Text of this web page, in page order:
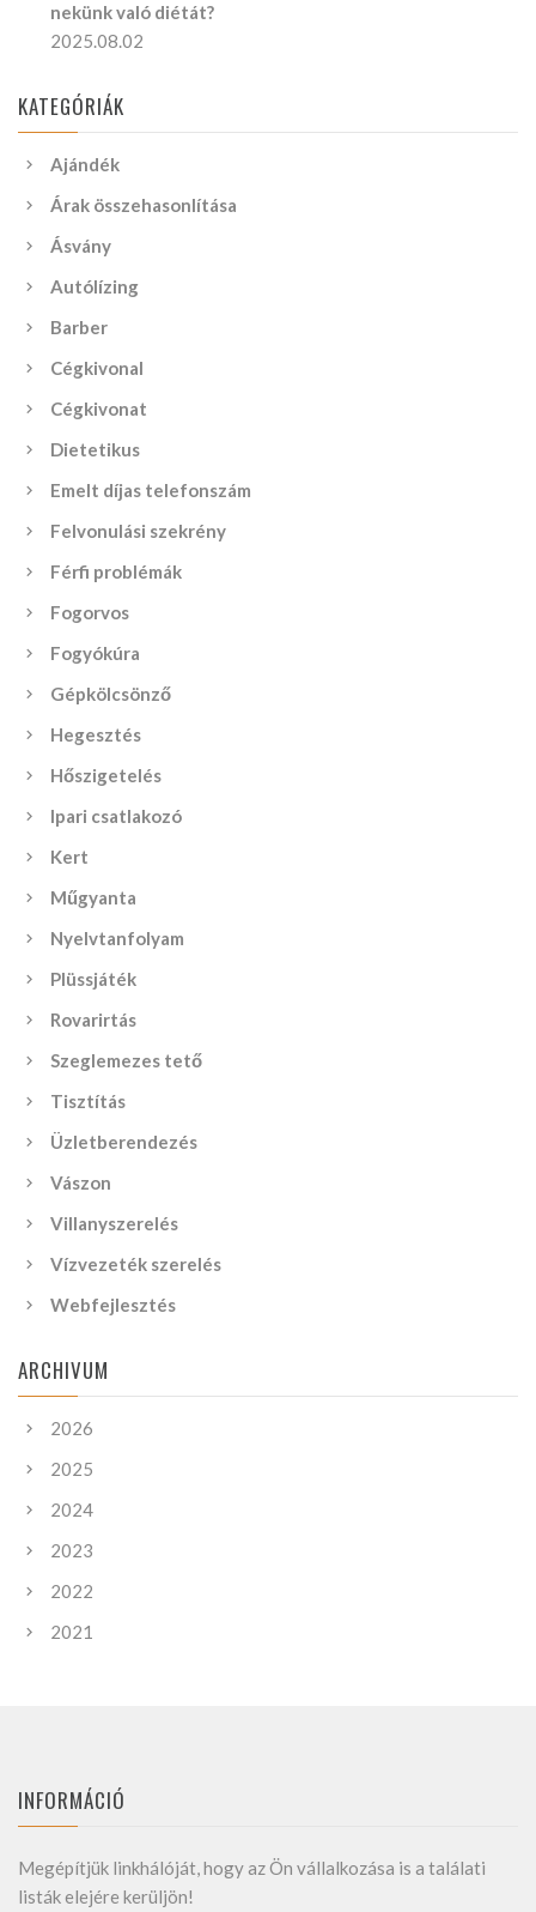
nekünk való diétát?
2025.08.02
KATEGÓRIÁK
Ajándék
Árak összehasonlítása
Ásvány
Autólízing
Barber
Cégkivonal
Cégkivonat
Dietetikus
Emelt díjas telefonszám
Felvonulási szekrény
Férfi problémák
Fogorvos
Fogyókúra
Gépkölcsönző
Hegesztés
Hőszigetelés
Ipari csatlakozó
Kert
Műgyanta
Nyelvtanfolyam
Plüssjáték
Rovarirtás
Szeglemezes tető
Tisztítás
Üzletberendezés
Vászon
Villanyszerelés
Vízvezeték szerelés
Webfejlesztés
ARCHIVUM
2026
2025
2024
2023
2022
2021
INFORMÁCIÓ
Megépítjük linkhálóját, hogy az Ön vállalkozása is a találati
listák elejére kerüljön!